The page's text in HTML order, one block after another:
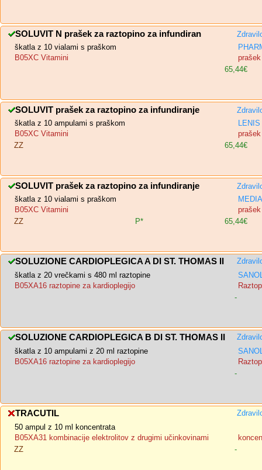
SOLUVIT N prašek za raztopino za infundiran
škatla z 10 vialami s praškom
B05XC Vitamini
65,44€
SOLUVIT prašek za raztopino za infundiranje
škatla z 10 ampulami s praškom
B05XC Vitamini
ZZ
65,44€
SOLUVIT prašek za raztopino za infundiranje
škatla z 10 vialami s praškom
B05XC Vitamini
ZZ
P* 65,44€
SOLUZIONE CARDIOPLEGICA A DI ST. THOMAS II
škatla z 20 vrečkami s 480 ml raztopine
B05XA16 raztopine za kardioplegijo
-
SOLUZIONE CARDIOPLEGICA B DI ST. THOMAS II
škatla z 10 ampulami z 20 ml raztopine
B05XA16 raztopine za kardioplegijo
-
TRACUTIL
50 ampul z 10 ml koncentrata
B05XA31 kombinacije elektrolitov z drugimi učinkovinami
ZZ
-